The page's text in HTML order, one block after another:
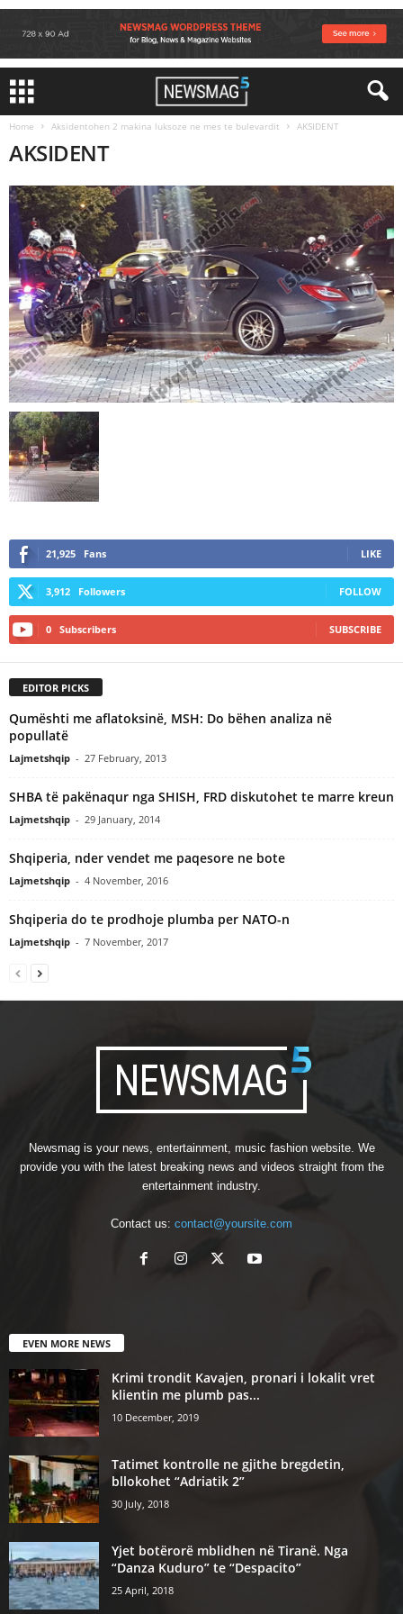
Home Aksidentohen 2 makina luksoze ne mes te bulevardit AKSIDENT
AKSIDENT
21,925 Fans LIKE
3,912 Followers FOLLOW
0 Subscribers SUBSCRIBE
EDITOR PICKS
Qumështi me aflatoksinë, MSH: Do bëhen analiza në
popullatë
Lajmetshqip - 27 February, 2013
SHBA të pakënaqur nga SHISH, FRD diskutohet te marre kreun
Lajmetshqip - 29 January, 2014
Shqiperia, nder vendet me paqesore ne bote
Lajmetshqip - 4 November, 2016
Shqiperia do te prodhoje plumba per NATO-n
Lajmetshqip - 7 November, 2017
Newsmag is your news, entertainment, music fashion website. We
provide you with the latest breaking news and videos straight from the
entertainment industry.
Contact us: contact@yoursite.com
EVEN MORE NEWS
Krimi trondit Kavajen, pronari i lokalit vret
klientin me plumb pas...
10 December, 2019
Tatimet kontrolle ne gjithe bregdetin,
bllokohet “Adriatik 2”
30 July, 2018
Yjet botërorë mblidhen në Tiranë. Nga
“Danza Kuduro” te “Despacito”
25 April, 2018